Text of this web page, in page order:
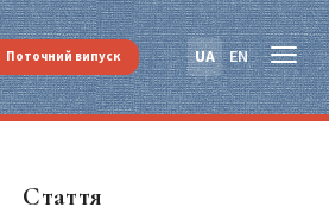
UA EN
Поточний випуск
Стаття